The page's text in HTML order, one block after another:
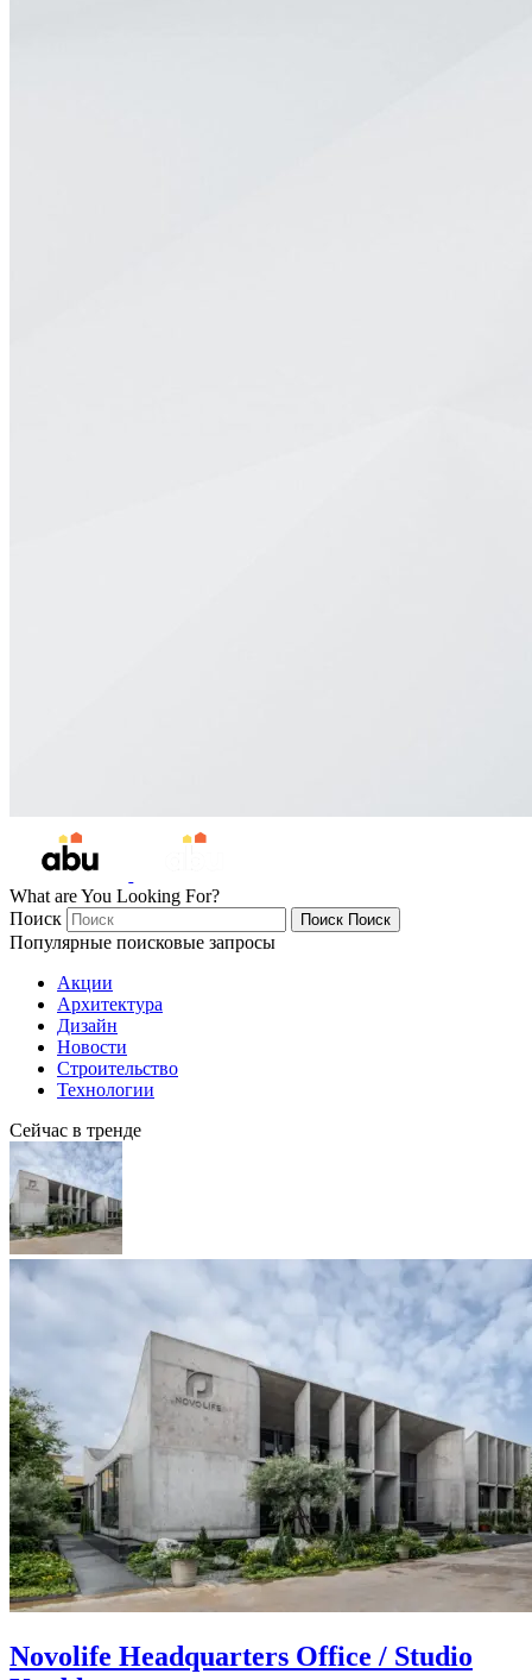
What are You Looking For?
Поиск
Поиск Поиск
Популярные поисковые запросы
Акции
Архитектура
Дизайн
Новости
Строительство
Технологии
Сейчас в тренде
Novolife Headquarters Office / Studio